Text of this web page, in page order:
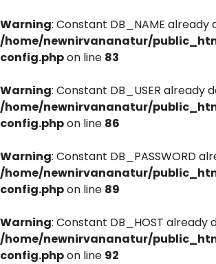
Warning: Constant DB_NAME already
/home/newnirvananatur/
config.phpon line 83
Warning: Constant DB_USER already
/home/newnirvananatur/
config.phpon line 86
Warning: Constant DB_PASSWORD
/home/newnirvananatur/
config.phpon line 89
Warning: Constant DB_HOST already
/home/newnirvananatur/
config.phpon line 92